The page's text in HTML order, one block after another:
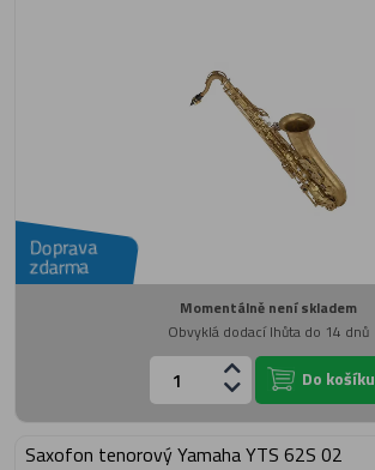
Doprava
zdarma
Momentálně není skladem
Obvyklá dodací lhůta do 14 dnů
Do košíku
Saxofon tenorový Yamaha YTS 62S 02